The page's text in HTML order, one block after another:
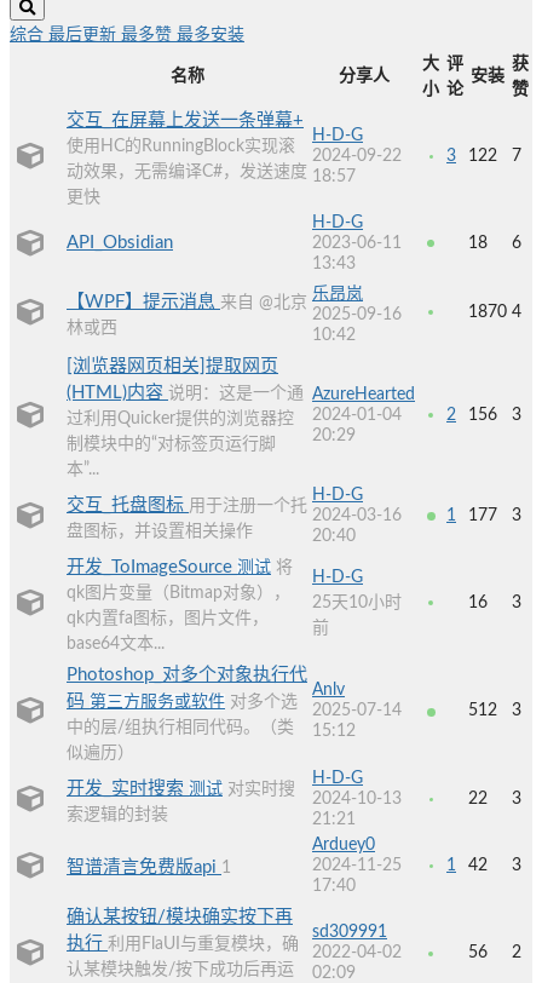
综合 最后更新 最多赞 最多安装
名称 分享人
大
小
评
论
安装
获
赞
交互_在屏幕上发送一条弹幕+
使用HC的RunningBlock实现滚
动效果，无需编译C#，发送速度
更快
H-D-G
2024-09-22
18:57
3 122 7
API_Obsidian
H-D-G
2023-06-11
13:43
18 6
【WPF】提示消息 来自 @北京
林或西
乐昂岚
2025-09-16
10:42
1870 4
[浏览器网页相关]提取网页
(HTML)内容 说明：这是一个通
过利用Quicker提供的浏览器控
制模块中的“对标签页运行脚
本”...
AzureHearted
2024-01-04
20:29
2 156 3
交互_托盘图标 用于注册一个托
盘图标，并设置相关操作
H-D-G
2024-03-16
20:40
1 177 3
开发_ToImageSource 测试 将
qk图片变量（Bitmap对象），
qk内置fa图标，图片文件，
base64文本...
H-D-G
25天10小时
前
16 3
Photoshop_对多个对象执行代
码 第三方服务或软件 对多个选
中的层/组执行相同代码。（类
似遍历）
Anlv
2025-07-14
15:12
512 3
开发_实时搜索 测试 对实时搜
索逻辑的封装
H-D-G
2024-10-13
21:21
22 3
智谱清言免费版api 1
Arduey0
2024-11-25
17:40
1 42 3
确认某按钮/模块确实按下再
执行 利用FlaUI与重复模块，确
认某模块触发/按下成功后再运
sd309991
2022-04-02
02:09
56 2